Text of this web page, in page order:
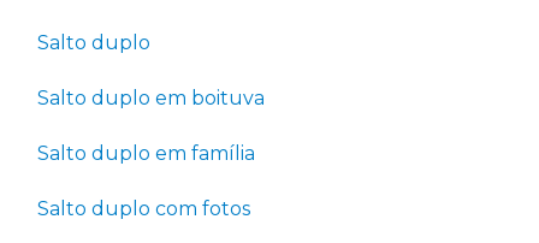
Salto duplo
Salto duplo em boituva
Salto duplo em família
Salto duplo com fotos